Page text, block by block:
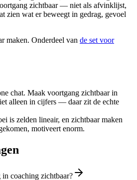
zichtbaar — niet als afvinklijst,
zien wat er beweegt in gedrag, gevoel
maken. Onderdeel van de set voor
chat. Maak voortgang zichtbaar in
alleen in cijfers — daar zit de echte
is zelden lineair, en zichtbaar maken
motiveert enorm.
coaching zichtbaar?